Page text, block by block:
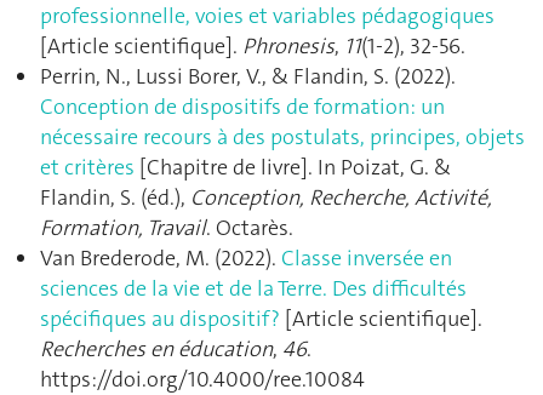
professionnelle, voies et variables pédagogiques
[Article scientifique]. Phronesis, 11(1-2), 32‑56.
Perrin, N., Lussi Borer, V., & Flandin, S. (2022).
Conception de dispositifs de formation: un
nécessaire recours à des postulats, principes, objets
et critères [Chapitre de livre]. In Poizat, G. &
Flandin, S. (éd.), Conception, Recherche, Activité,
Formation, Travail. Octarès.
Van Brederode, M. (2022). Classe inversée en
sciences de la vie et de la Terre. Des difficultés
spécifiques au dispositif ? [Article scientifique].
Recherches en éducation, 46.
https://doi.org/10.4000/ree.10084